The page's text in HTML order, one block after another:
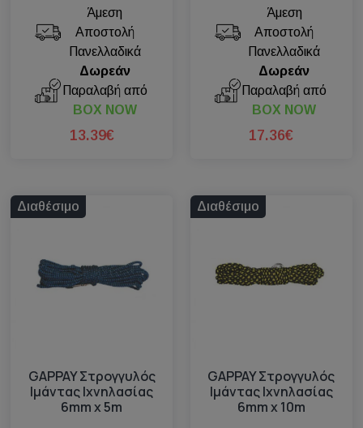
Άμεση
Αποστολή
Πανελλαδικά
Δωρεάν
Παραλαβή από
BOX NOW
13.39€
Άμεση
Αποστολή
Πανελλαδικά
Δωρεάν
Παραλαβή από
BOX NOW
17.36€
Διαθέσιμο
GAPPAY Στρογγυλός
Ιμάντας Ιχνηλασίας
6mm x 5m
Διαθέσιμο
GAPPAY Στρογγυλός
Ιμάντας Ιχνηλασίας
6mm x 10m